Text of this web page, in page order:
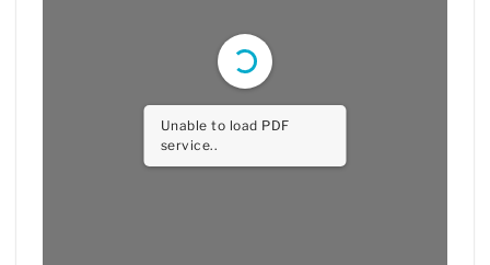
Unable to load PDF
service..